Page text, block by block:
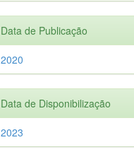
Data de Publicação
2020
Data de Disponibilização
2023